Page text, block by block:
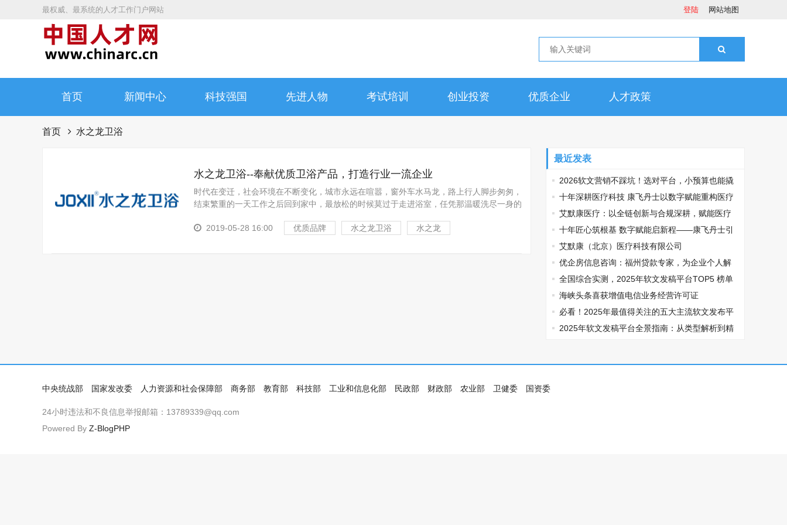
最权威、最系统的人才工作门户网站 登陆 网站地图
首页 新闻中心 科技强国 先进人物 考试培训 创业投资 优质企业 人才政策
首页 水之龙卫浴
水之龙卫浴--奉献优质卫浴产品，打造行业一流企业
时代在变迁，社会环境在不断变化，城市永远在喧嚣，窗外车水马龙，路上行人脚步匆匆，
结束繁重的一天工作之后回到家中，最放松的时候莫过于走进浴室，任凭那温暖洗尽一身的
2019-05-28 16:00
优质品牌 水之龙卫浴 水之龙
最近发表
2026软文营销不踩坑！选对平台，小预算也能撬
动大流量
十年深耕医疗科技 康飞丹士以数字赋能重构医疗
服务新生态
艾默康医疗：以全链创新与合规深耕，赋能医疗
健康高质量发展
十年匠心筑根基 数字赋能启新程——康飞丹士引
领医疗服务生态升级
艾默康（北京）医疗科技有限公司
优企房信息咨询：福州贷款专家，为企业个人解
资金难题
全国综合实测，2025年软文发稿平台TOP5 榜单
重磅发布
海峡头条喜获增值电信业务经营许可证
必看！2025年最值得关注的五大主流软文发布平
台排名
2025年软文发稿平台全景指南：从类型解析到精
中央统战部 国家发改委 人力资源和社会保障部 商务部 教育部 科技部 工业和信息化部 民政部 财政部 农业部 卫健委 国资委
24小时违法和不良信息举报邮箱：13789339@qq.com
Powered By Z-BlogPHP